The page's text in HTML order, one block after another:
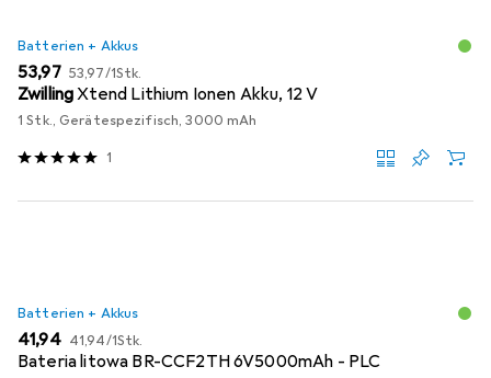
Batterien + Akkus
EUR
53,97 EUR
53,97/1Stk.
ZwillingXtend Lithium Ionen Akku, 12 V
1 Stk., Gerätespezifisch, 3000 mAh
1
Batterien + Akkus
EUR
41,94 EUR
41,94/1Stk.
Bateria litowa BR-CCF2TH 6V5000mAh - PLC